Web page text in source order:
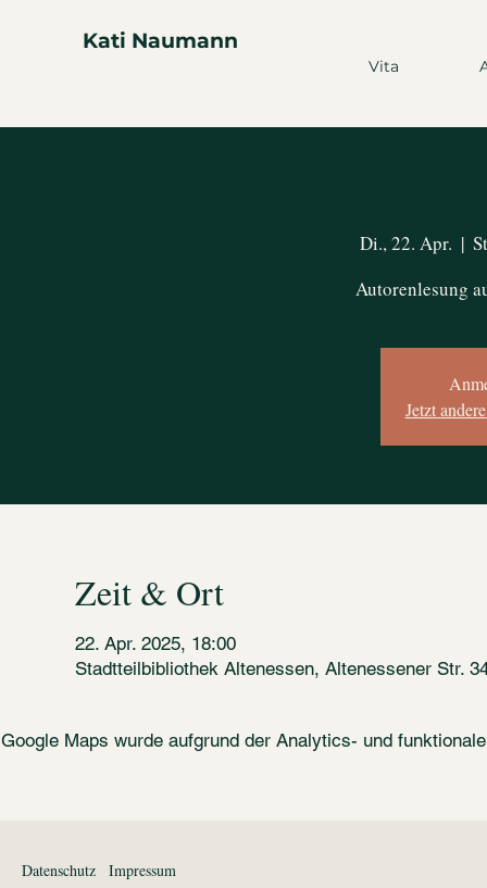
Kati Naumann
Vita
Di., 22. Apr.
  |
Autorenlesung
Jetzt
Zeit & Ort
22. Apr. 2025, 18:00
Stadtteilbibliothek Altenessen, Altenessener Str.
Google Maps wurde aufgrund der Analytics- und
Datenschutz Impressum